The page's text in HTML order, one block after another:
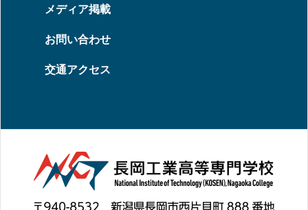
メディア掲載
お問い合わせ
交通アクセス